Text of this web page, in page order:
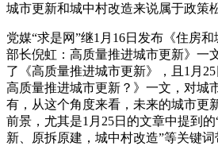
城市更新和城中村改造来说属于政策
党媒“求是网”继1月16日发布《住房和
部长倪虹：高质量推进城市更新》一
了《高质量推进城市更新》，且1月
高质量推进城市更新？》一文，对城
有，从这个角度来看，未来的城市更
前景，尤其是1月25日的文章中提到
新、原拆原建，城中村改造”等关键词